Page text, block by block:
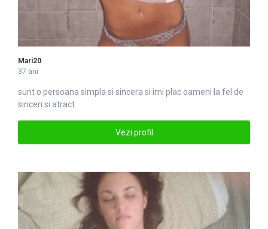
Mari20
37 ani
sunt o persoana simpla si sincera si imi plac oameni la fel de
sinceri si atract
Vezi profil